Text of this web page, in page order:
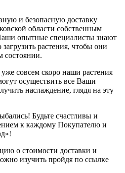
и безопасную доставку
области собственным
опытные специалисты знают
растения, чтобы они
состоянии.
совсем скоро наши растения
осуществить все Ваши
наслаждение, глядя на эту
Будьте счастливы и
к каждому Покупателю и
о стоимости доставки и
изучить пройдя по ссылке